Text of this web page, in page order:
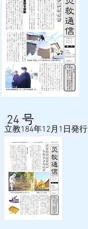
​立教184年12月1日発行
24 号